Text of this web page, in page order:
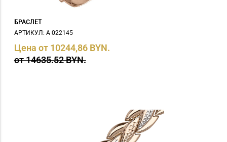
БРАСЛЕТ
АРТИКУЛ: А 022145
Цена от 10244,86 BYN.
от 14635.52 BYN.